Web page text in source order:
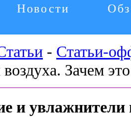
Новости
- Статьи-
Зачем
и увлажнители